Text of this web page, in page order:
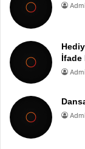
İfade